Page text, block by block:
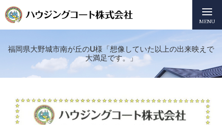
MENU
福岡県大野城市南が丘のU様「想像していた以上の出来映えで
大満足です。」